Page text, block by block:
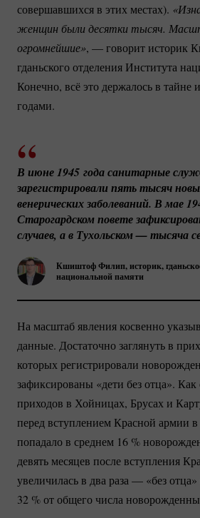
совершавшихся в этих местах).
женщин были десятки тысяч.
огромнейшие», — говорит историк
гданьского отделения Института
Конечно, всё это держалось в тайне
годами.
Кшиштоф Филип, историк,
национальной памяти
В июне 1945 года санитарные
зарегистрировали пять тысяч
венерических заболеваний. В мае
Старогардском повете
случаев, а в Тухольском — тысяча
На масштаб явления косвенно
данные. Достаточно заглянуть в
которых регистрировали
зафиксированы «дети без отца». Как
приходов в Хойницах, Брусах и
перед вступлением Красной армии
попадало в среднем 16 %
девять месяцев после вступления
увеличилась в два раза — «без
32 %от общего числа